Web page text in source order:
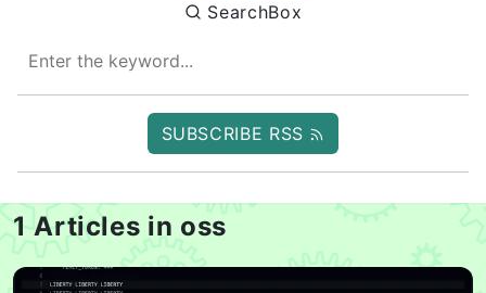
SearchBox
SUBSCRIBE RSS
1 Articles in oss
CI回してたら変な星条旗おじさんが出てきて動かなくな